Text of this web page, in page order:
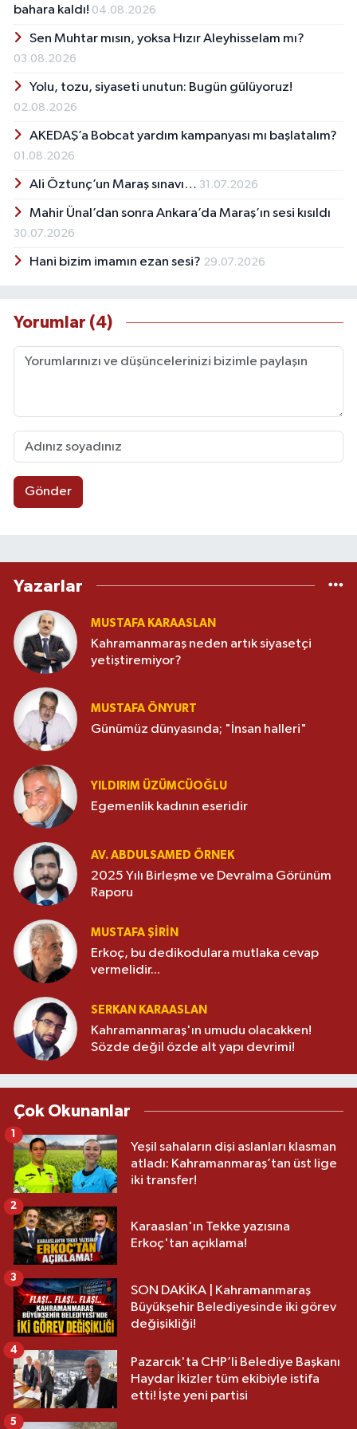
bahara kaldı! 04.08.2026
Sen Muhtar mısın, yoksa Hızır Aleyhisselam mı?
03.08.2026
Yolu, tozu, siyaseti unutun: Bugün gülüyoruz!
02.08.2026
AKEDAŞ’a Bobcat yardım kampanyası mı başlatalım?
01.08.2026
Ali Öztunç’un Maraş sınavı… 31.07.2026
Mahir Ünal’dan sonra Ankara’da Maraş’ın sesi kısıldı
30.07.2026
Hani bizim imamın ezan sesi? 29.07.2026
Yorumlar (4)
Gönder
Yazarlar
MUSTAFA KARAASLAN
Kahramanmaraş neden artık siyasetçi
yetiştiremiyor?
MUSTAFA ÖNYURT
Günümüz dünyasında; "İnsan halleri"
YILDIRIM ÜZÜMCÜOĞLU
Egemenlik kadının eseridir
AV. ABDULSAMED ÖRNEK
2025 Yılı Birleşme ve Devralma Görünüm
Raporu
MUSTAFA ŞİRİN
Erkoç, bu dedikodulara mutlaka cevap
vermelidir...
SERKAN KARAASLAN
Kahramanmaraş'ın umudu olacakken!
Sözde değil özde alt yapı devrimi!
Çok Okunanlar
Yeşil sahaların dişi aslanları klasman
atladı: Kahramanmaraş’tan üst lige
iki transfer!
1
Karaaslan'ın Tekke yazısına
Erkoç'tan açıklama!
2
SON DAKİKA | Kahramanmaraş
Büyükşehir Belediyesinde iki görev
değişikliği!
3
Pazarcık'ta CHP’li Belediye Başkanı
Haydar İkizler tüm ekibiyle istifa
etti! İşte yeni partisi
4
5